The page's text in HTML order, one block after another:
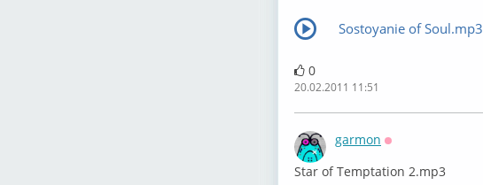
Sostoyanie of Soul.mp3
0
20.02.2011 11:51
garmon
Star of Temptation 2.mp3